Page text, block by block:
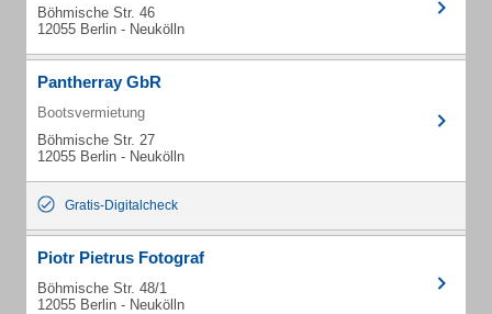
Böhmische Str. 46
12055 Berlin - Neukölln
Pantherray GbR
Bootsvermietung
Böhmische Str. 27
12055 Berlin - Neukölln
Gratis-Digitalcheck
Piotr Pietrus Fotograf
Böhmische Str. 48/1
12055 Berlin - Neukölln